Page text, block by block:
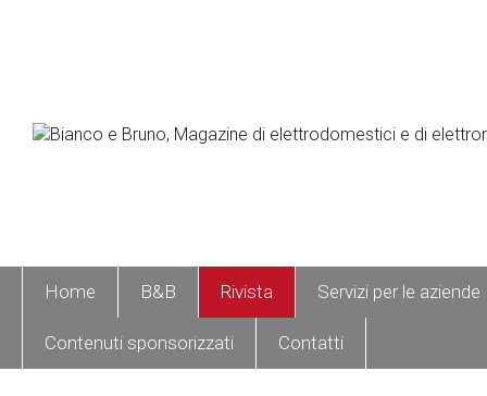
Home B&B Rivista Servizi per le aziende
Contenuti sponsorizzati Contatti